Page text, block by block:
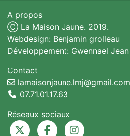
A propos
Ⓒ La Maison Jaune. 2019.
Webdesign: Benjamin grolleau
Développement: Gwennael Jean
Contact
lamaisonjaune.lmj@gmail.com
07.71.01.17.63
Réseaux sociaux